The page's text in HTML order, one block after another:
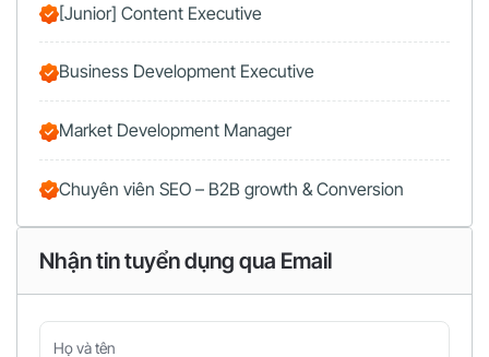
[Junior] Content Executive
Business Development Executive
Market Development Manager
Chuyên viên SEO – B2B growth & Conversion
Nhận tin tuyển dụng qua Email